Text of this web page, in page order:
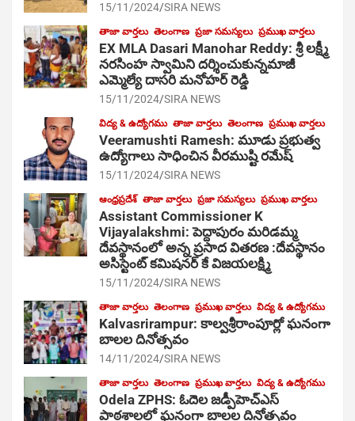
15/11/2024 SIRA NEWS
తాజా వార్తలు తెలంగాణ ప్రజా సమస్యలు ప్రముఖ వార్తలు
EX MLA Dasari Manohar Reddy: శ్రీ లక్ష్మీ
నరసింహ స్వామిని దర్శించుకున్నమాజీ
ఎమ్మెల్యే దాసరి మనోహర్ రెడ్డి
15/11/2024 SIRA NEWS
విద్య & ఉద్యోగము తాజా వార్తలు తెలంగాణ ప్రముఖ వార్తలు
Veeramushti Ramesh: మూడు ప్రభుత్వ
ఉద్యోగాలు సాధించిన వీరముష్టి రమేష్
15/11/2024 SIRA NEWS
ఆంధ్రప్రదేశ్ తాజా వార్తలు ప్రజా సమస్యలు ప్రముఖ వార్తలు
Assistant Commissioner K
Vijayalakshmi: పెద్దాపురం మరిడమ్మ
దేవస్థానంలో అన్న ప్రసాద వితరణ :దేవస్థానం
అసిస్టెంట్ కమిషనర్ కే విజయలక్ష్మి
15/11/2024 SIRA NEWS
తాజా వార్తలు తెలంగాణ ప్రముఖ వార్తలు విద్య & ఉద్యోగము
Kalvasrirampur: కాల్వశ్రీరాంపూర్లో ఘనంగా
బాలల దినోత్సవం
14/11/2024 SIRA NEWS
తాజా వార్తలు తెలంగాణ ప్రముఖ వార్తలు విద్య & ఉద్యోగము
Odela ZPHS: ఓదెల జ‌డ్పీహెచ్ఎస్
పాఠ‌శాల‌లో ఘనంగా బాలల దినోత్సవం